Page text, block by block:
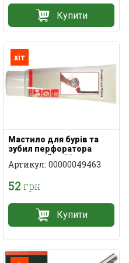
Купити
хіт
Мастило для бурів та
зубил перфоратора
термостійке 30 мл
Артикул: 00000049463
52 грн
Купити